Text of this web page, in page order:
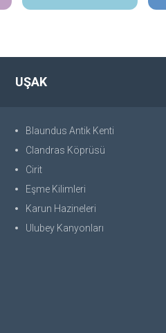
UŞAK
Blaundus Antik Kenti
Clandras Köprüsü
Cirit
Eşme Kilimleri
Karun Hazineleri
Ulubey Kanyonları